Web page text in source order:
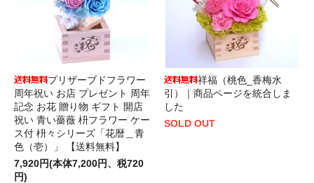
プリザーブドフラワー
周年祝い お店 プレゼント 周年
記念 お花 贈り物 ギフト 開店
祝い 青い薔薇 枡フラワー ケー
ス付 枡々シリーズ「花暦＿青
色（壱）」 【送料無料】
7,920円(本体7,200円、税720
円)
祥福（桃色_香梅水
引）｜商品ページを統合しま
した
SOLD OUT